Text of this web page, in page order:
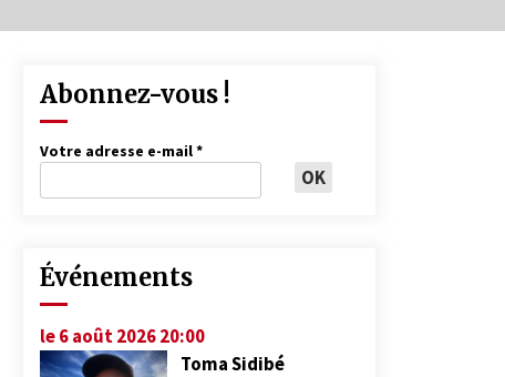
Abonnez-vous !
Votre adresse e-mail*
Événements
le 6 août 2026 20:00
Toma Sidibé